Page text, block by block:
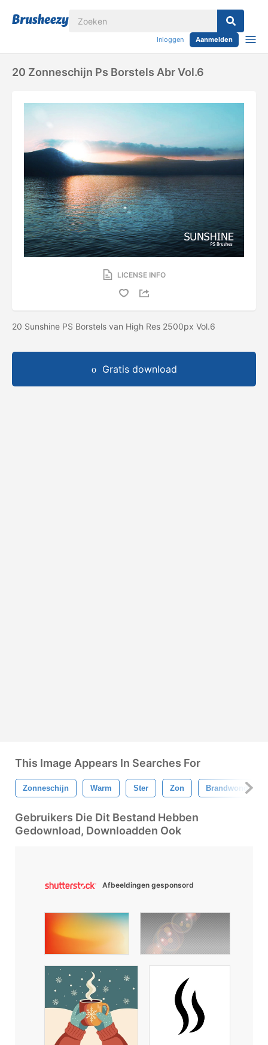
Inloggen Aanmelden
20 Zonneschijn Ps Borstels Abr Vol.6
LICENSE INFO
20 Sunshine PS Borstels van High Res 2500px Vol.6
Gratis download
This Image Appears In Searches For
Zonneschijn Warm Ster Zon Brandwond
Gebruikers Die Dit Bestand Hebben
Gedownload, Downloadden Ook
Afbeeldingen gesponsord